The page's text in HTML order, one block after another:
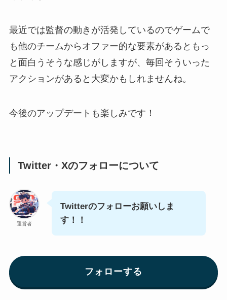
最近では監督の動きが活発しているのでゲームで
も他のチームからオファー的な要素があるともっ
と面白うそうな感じがしますが、毎回そういった
アクションがあると大変かもしれませんね。
今後のアップデートも楽しみです！
Twitter・Xのフォローについて
運営者
Twitterのフォローお願いしま
す！！
フォローする